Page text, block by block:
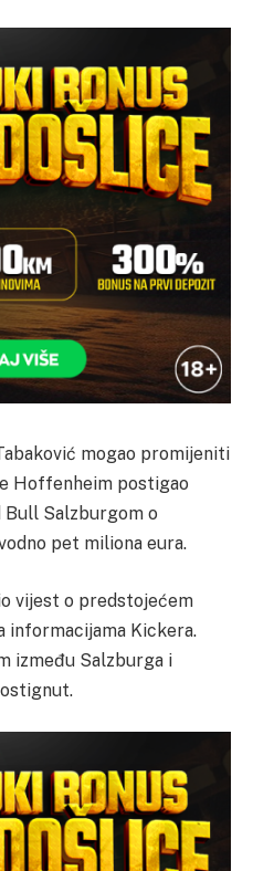
mogao promijeniti
Hoffenheim postigao
Bull Salzburgom o
pet miliona eura.
vijest o predstojećem
informacijama Kickera.
između Salzburga i